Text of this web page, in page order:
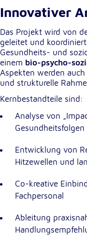
Innovativer
Das Projekt wird von
geleitet und
Gesundheits- und
einem bio-psycho-
Aspekten werden
und strukturelle
Kernbestandteile sind:
Analyse von
Gesundheitsfolgen
Entwicklung von
Hitzewellen und
Co-kreative
Fachpersonal
Ableitung
Google LLC
Zweck:
Einbinden von
Cookie Laufzeit:
6 Monate